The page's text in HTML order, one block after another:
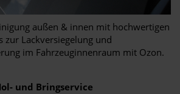
außen & innen mit hochwertigen
zur Lackversiegelung und
im Fahrzeuginnenraum mit Ozon.
und Bringservice